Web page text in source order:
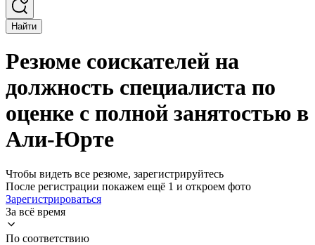
Найти
Резюме соискателей на
должность специалиста по
оценке с полной занятостью в
Али-Юрте
Чтобы видеть все резюме, зарегистрируйтесь
После регистрации покажем ещё 1 и откроем фото
Зарегистрироваться
За всё время
По соответствию